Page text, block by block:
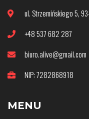
ul. Strzemińskiego 5,
+48 537 682 287
biuro.alive@gmail.com
NIP: 7282868918
MENU